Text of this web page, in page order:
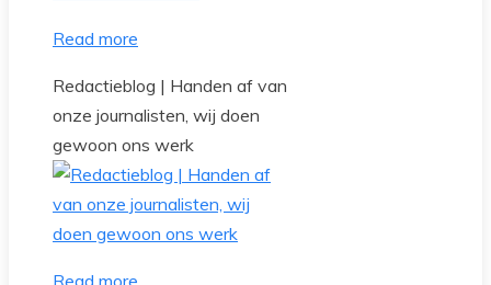
Read more
Redactieblog | Handen af van
onze journalisten, wij doen
gewoon ons werk